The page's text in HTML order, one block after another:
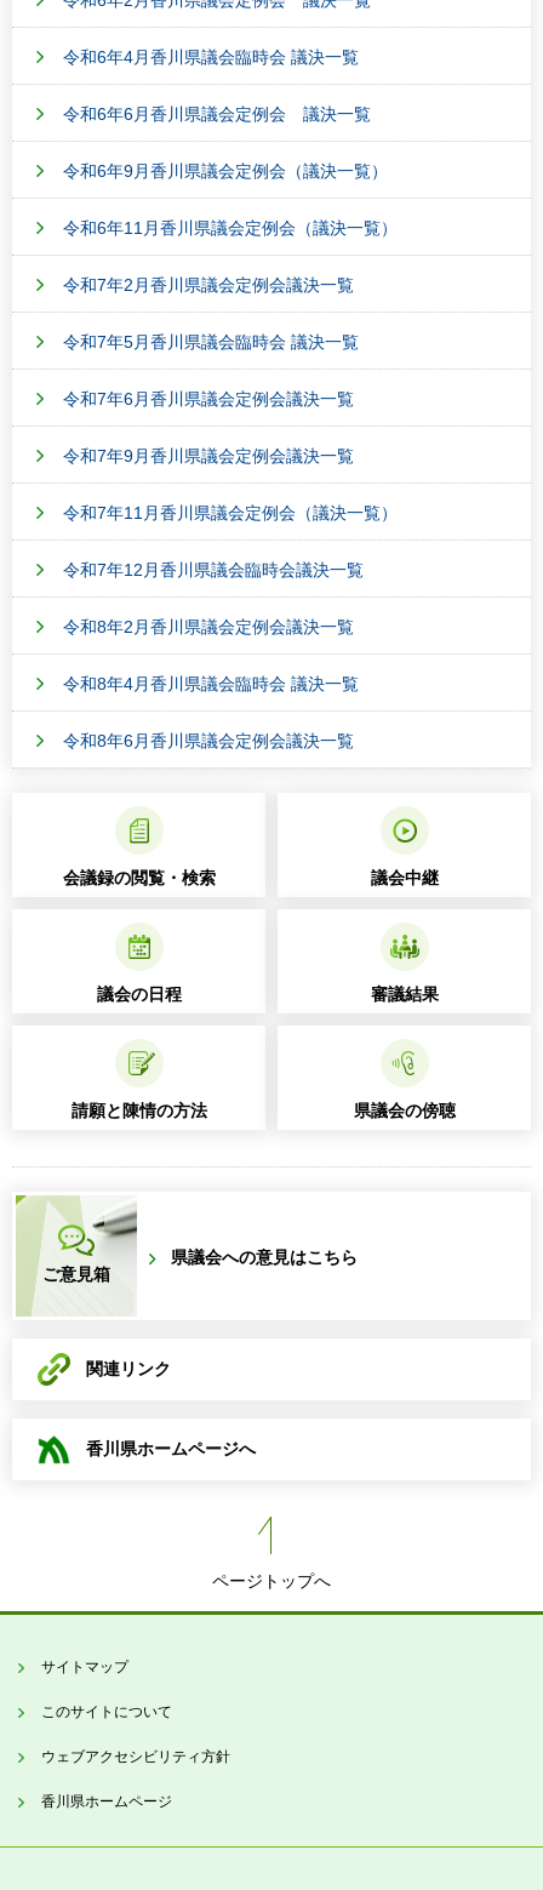
令和6年4月香川県議会臨時会 議決一覧
令和6年6月香川県議会定例会 議決一覧
令和6年9月香川県議会定例会（議決一覧）
令和6年11月香川県議会定例会（議決一覧）
令和7年2月香川県議会定例会議決一覧
令和7年5月香川県議会臨時会 議決一覧
令和7年6月香川県議会定例会議決一覧
令和7年9月香川県議会定例会議決一覧
令和7年11月香川県議会定例会（議決一覧）
令和7年12月香川県議会臨時会議決一覧
令和8年2月香川県議会定例会議決一覧
令和8年4月香川県議会臨時会 議決一覧
令和8年6月香川県議会定例会議決一覧
会議録の閲覧・検索 議会中継
議会の日程 審議結果
請願と陳情の方法 県議会の傍聴
ご意見箱
県議会への意見はこちら
関連リンク
香川県ホームページへ
ページトップへ
サイトマップ
このサイトについて
ウェブアクセシビリティ方針
香川県ホームページ